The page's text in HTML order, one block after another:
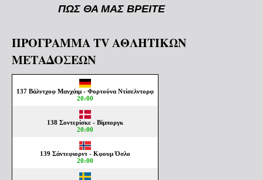
ΠΩΣ ΘΑ ΜΑΣ ΒΡΕΙΤΕ
ΠΡΟΓΡΑΜΜΑ TV ΑΘΛΗΤΙΚΩΝ
ΜΕΤΑΔΟΣΕΩΝ